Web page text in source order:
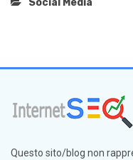
Questo sito/blog non